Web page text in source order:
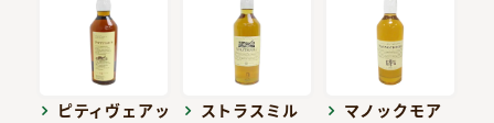
ピティヴェアッ
ストラスミル マノックモア